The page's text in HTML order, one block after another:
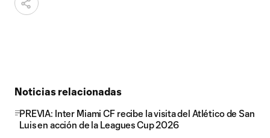
Noticias relacionadas
PREVIA: Inter Miami CF recibe la visita del Atlético de San
Luis en acción de la Leagues Cup 2026